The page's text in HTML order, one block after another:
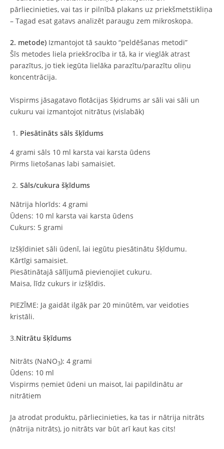
pārliecinieties, vai tas ir pilnībā plakans uz priekšmetstikliņa
– Tagad esat gatavs analizēt paraugu zem mikroskopa.
2. metode) Izmantojot tā saukto “peldēšanas metodi”
Šīs metodes liela priekšrocība ir tā, ka ir vieglāk atrast
parazītus, jo tiek iegūta lielāka parazītu/parazītu oliņu
koncentrācija.
Vispirms jāsagatavo flotācijas šķidrums ar sāli vai sāli un
cukuru vai izmantojot nitrātus (vislabāk)
Piesātināts sāls šķīdums
4 grami sāls 10 ml karsta vai karsta ūdens
Pirms lietošanas labi samaisiet.
Sāls/cukura šķīdums
Nātrija hlorīds: 4 grami
Ūdens: 10 ml karsta vai karsta ūdens
Cukurs: 5 grami
Izšķīdiniet sāli ūdenī, lai iegūtu piesātinātu šķīdumu.
Kārtīgi samaisiet.
Piesātinātajā sālījumā pievienojiet cukuru.
Maisa, līdz cukurs ir izšķīdis.
PIEZĪME: Ja gaidāt ilgāk par 20 minūtēm, var veidoties
kristāli.
3.Nitrātu šķīdums
Nitrāts (NaNO3): 4 grami
Ūdens: 10 ml
Vispirms ņemiet ūdeni un maisot, lai papildinātu ar
nitrātiem
Ja atrodat produktu, pārliecinieties, ka tas ir nātrija nitrāts
(nātrija nitrāts), jo nitrāts var būt arī kaut kas cits!